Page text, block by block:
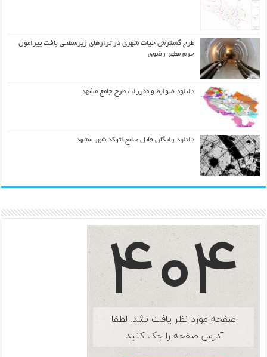
طرح گسترش حیات شهري در ترازهاي زیرسطحی بافت پیرامون
حرم مطهر رضوي
دانلود ضوابط و مقررات طرح جامع مشهد
دانلود رایگان فایل جامع اتوکد شهر مشهد